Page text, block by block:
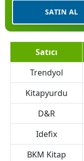
SATIN AL
Satıcı
Trendyol
Kitapyurdu
D&R
Idefix
BKM Kitap